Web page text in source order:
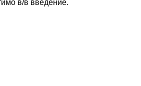
в/в введение.